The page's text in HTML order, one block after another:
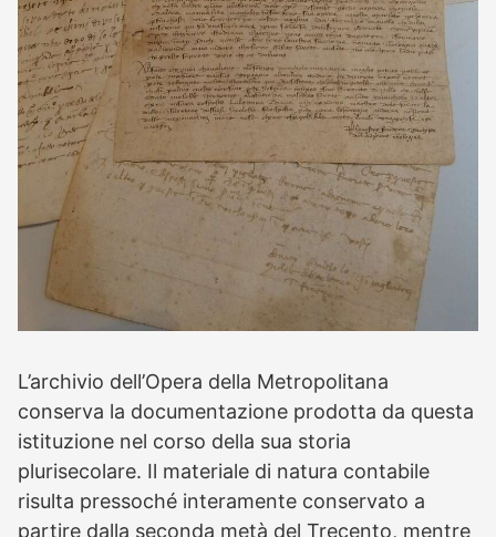
L’archivio dell’Opera della Metropolitana
conserva la documentazione prodotta da questa
istituzione nel corso della sua storia
plurisecolare. Il materiale di natura contabile
risulta pressoché interamente conservato a
partire dalla seconda metà del Trecento, mentre